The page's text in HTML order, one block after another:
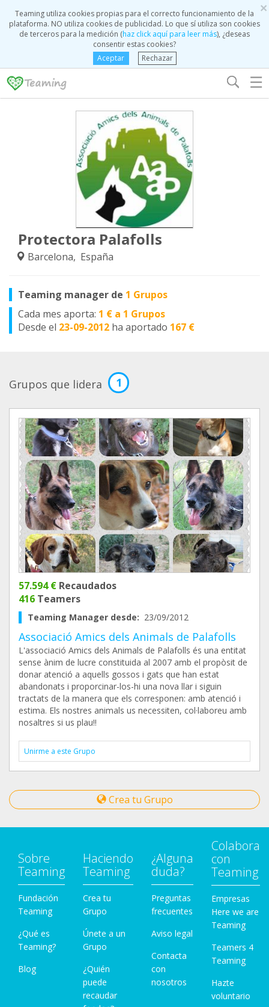
×
Teaming utiliza cookies propias para el correcto funcionamiento de la
plataforma. NO utiliza cookies de publicidad. Lo que sí utiliza son cookies
de terceros para la medición (haz click aquí para leer más), ¿deseas
consentir estas cookies?
Aceptar
Rechazar
☰
Protectora Palafolls
Barcelona, España
Teaming manager de 1 Grupos
Cada mes aporta: 1 € a 1 Grupos
Desde el 23-09-2012 ha aportado 167 €
Grupos que lidera 1
57.594 € Recaudados
416 Teamers
Teaming Manager desde: 23/09/2012
Associació Amics dels Animals de Palafolls
L'associació Amics dels Animals de Palafolls és una entitat
sense ànim de lucre constituida al 2007 amb el propòsit de
donar atenció a aquells gossos i gats que han estat
abandonats i proporcinar-los-hi una nova llar i siguin
tractats de la manera que els corresponen: amb atenció i
estima. Els nostres animals us necessiten, col·laboreu amb
nosaltres si us plau!!
Unirme a este Grupo
Crea tu Grupo
Sobre
Teaming
Fundación
Teaming
¿Qué es
Teaming?
Blog
Haciendo
Teaming
Crea tu
Grupo
Únete a un
Grupo
¿Quién
puede
recaudar
¿Alguna
duda?
Preguntas
frecuentes
Aviso legal
Contacta
con
nosotros
Colabora
con
Teaming
Empresas
Here we are
Teaming
Teamers 4
Teaming
Hazte
voluntario